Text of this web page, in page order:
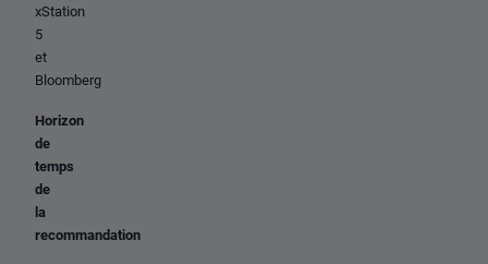
xStation
5
et
Bloomberg
Horizon
de
temps
de
la
recommandation